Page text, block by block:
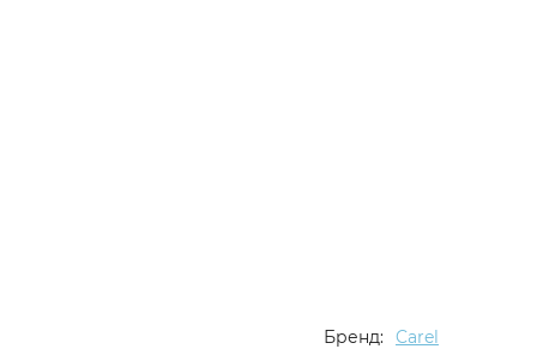
Бренд: Carel